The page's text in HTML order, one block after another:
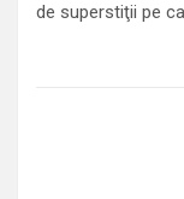
de superstiţii pe